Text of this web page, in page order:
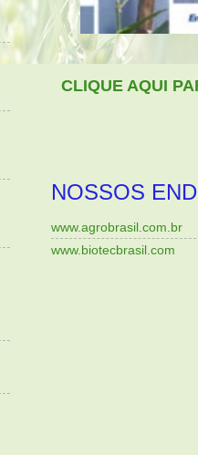
CLIQUE AQUI
NOSSOS
www.agrobrasil.com.br
www.biotecbrasil.com